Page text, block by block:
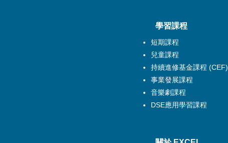
​學習課程
短期課程
兒童課程
持續進修基金課程 (CEF)
事業發展課程
音樂劇課程
DSE應用學習課程